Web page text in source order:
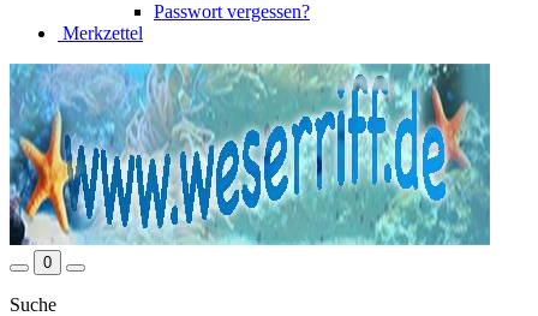
Passwort vergessen?
Merkzettel
0
Suche